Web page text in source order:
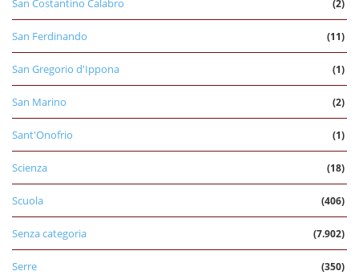
San Costantino Calabro (2)
San Ferdinando (11)
San Gregorio d'Ippona (1)
San Marino (2)
Sant'Onofrio (1)
Scienza (18)
Scuola (406)
Senza categoria (7.902)
Serre (350)